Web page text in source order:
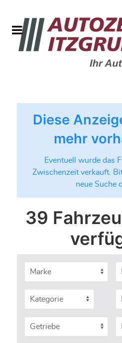
Diese
mehr
Eventuell wurde das
Zwischenzeit verkauft.
neue Suche
39